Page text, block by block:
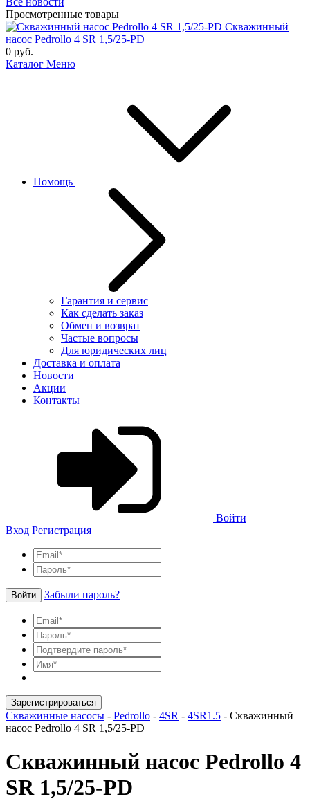
Просмотренные товары
Скважинный
насос Pedrollo 4 SR 1,5/25-PD
0 руб.
Каталог Меню
Помощь
Гарантия и сервис
Как сделать заказ
Обмен и возврат
Частые вопросы
Для юридических лиц
Доставка и оплата
Новости
Акции
Контакты
Войти
Вход Регистрация
Войти Забыли пароль?
Зарегистрироваться
Скважинные насосы - Pedrollo - 4SR - 4SR1.5 - Скважинный
насос Pedrollo 4 SR 1,5/25-PD
Скважинный насос Pedrollo 4
SR 1,5/25-PD